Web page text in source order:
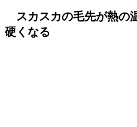
スカスカの毛先が熱の
硬くなる